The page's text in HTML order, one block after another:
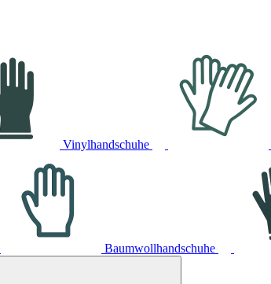
Vinylhandschuhe
Baumwollhandschuhe